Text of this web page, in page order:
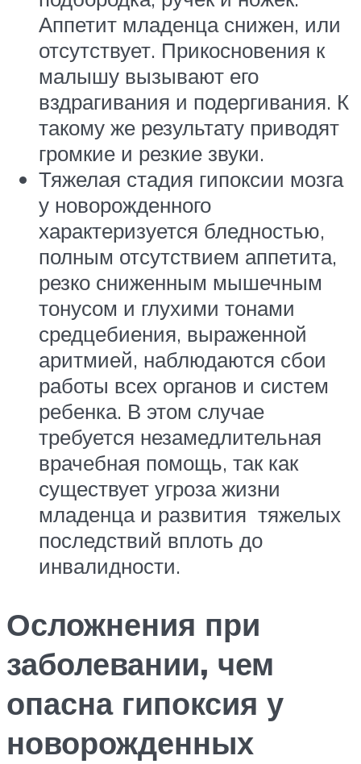
Аппетит младенца снижен, или
отсутствует. Прикосновения к
малышу вызывают его
вздрагивания и подергивания. К
такому же результату приводят
громкие и резкие звуки.
Тяжелая стадия гипоксии мозга
у новорожденного
характеризуется бледностью,
полным отсутствием аппетита,
резко сниженным мышечным
тонусом и глухими тонами
средцебиения, выраженной
аритмией, наблюдаются сбои
работы всех органов и систем
ребенка. В этом случае
требуется незамедлительная
врачебная помощь, так как
существует угроза жизни
младенца и развития тяжелых
последствий вплоть до
инвалидности.
Осложнения при
заболевании, чем
опасна гипоксия у
новорожденных